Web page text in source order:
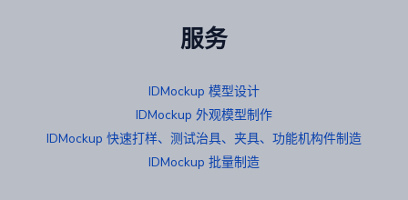
服务
IDMockup 模型设计
IDMockup 外观模型制作
IDMockup 快速打样、测试治具、夹具、功能机构件制造
IDMockup 批量制造